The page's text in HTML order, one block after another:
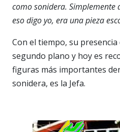
como sonidera. Simplemente
eso digo yo, era una pieza
Con el tiempo, su
segundo plano y hoy es
figuras más importantes
sonidera, es la Jefa.